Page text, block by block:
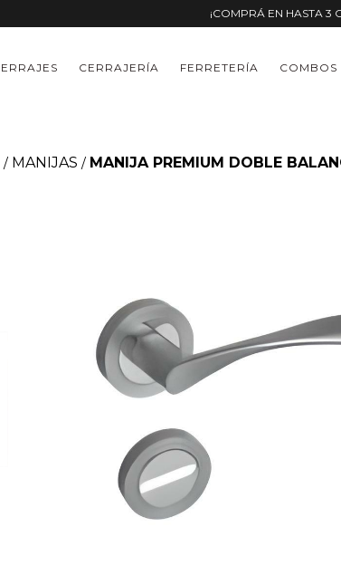
¡COMPRÁ EN HASTA 3
CERRAJERÍA FERRETERÍA COMBOS
/ MANIJAS / MANIJA PREMIUM DOBLE